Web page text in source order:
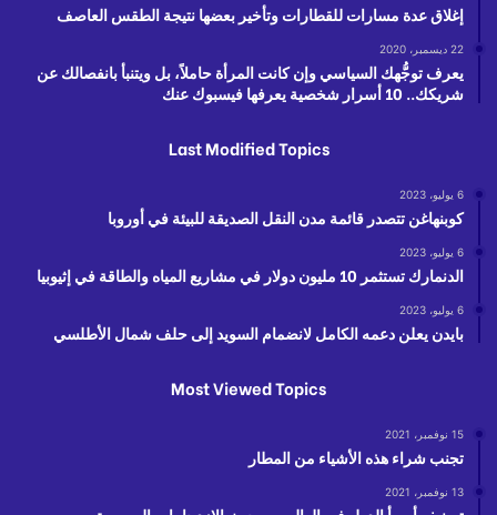
إغلاق عدة مسارات للقطارات وتأخير بعضها نتيجة الطقس العاصف
22 ديسمبر، 2020
يعرف توجُّهك السياسي وإن كانت المرأة حاملاً، بل ويتنبأ بانفصالك عن
شريكك.. 10 أسرار شخصية يعرفها فيسبوك عنك
Last Modified Topics
6 يوليو، 2023
كوبنهاغن تتصدر قائمة مدن النقل الصديقة للبيئة في أوروبا
6 يوليو، 2023
الدنمارك تستثمر 10 مليون دولار في مشاريع المياه والطاقة في إثيوبيا
6 يوليو، 2023
بايدن يعلن دعمه الكامل لانضمام السويد إلى حلف شمال الأطلسي
Most Viewed Topics
15 نوفمبر، 2021
تجنب شراء هذه الأشياء من المطار
13 نوفمبر، 2021